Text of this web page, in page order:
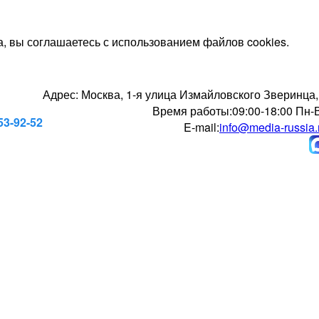
вы соглашаетесь с использованием файлов cookies.
92-52
Адрес: Москва, 1-я улица Измайловского
Время работы:09:00-18:00 Пн-
E-mail:info@media-